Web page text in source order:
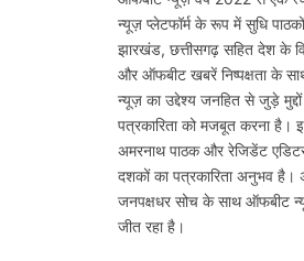
न्यूज़ प्लेटफॉर्म के रूप में सुधि
झारखंड, छत्तीसगढ़ सहित देश के
और ऑफबीट खबरें निष्पक्षता के
न्यूज़ का उद्देश्य जनहित से जुड़े
पत्रकारिता को मजबूत करना है।
अमरनाथ पाठक और रेजिडेंट
दशकों का पत्रकारिता अनुभव है।
जनपक्षधर सोच के साथ ऑफबीट
जीत रहा है।